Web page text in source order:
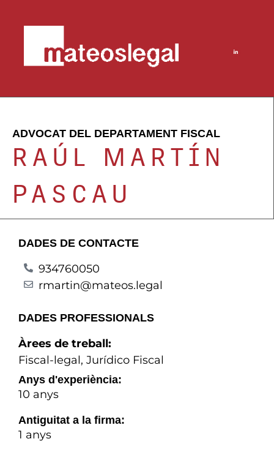
ADVOCAT DEL DEPARTAMENT FISCAL
RAÚL MARTÍN
PASCAU
DADES DE CONTACTE
934760050
rmartin@mateos.legal
DADES PROFESSIONALS
Àrees de treball:
Fiscal-legal, Jurídico Fiscal
Anys d'experiència:
10 anys
Antiguitat a la firma:
1 anys